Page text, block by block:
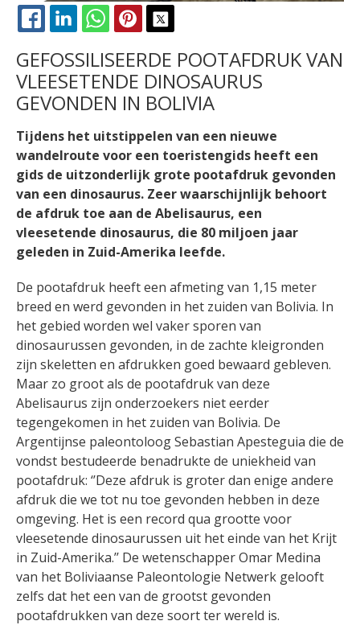
FACEBOOK
LINKEDINWHATSAPPPINTEREST
GEFOSSILISEERDE POOTAFDRUK VAN
VLEESETENDE DINOSAURUS
GEVONDEN IN BOLIVIA
Tijdens het uitstippelen van een nieuwe
wandelroute voor een toeristengids heeft een
gids de uitzonderlijk grote pootafdruk gevonden
van een dinosaurus. Zeer waarschijnlijk behoort
de afdruk toe aan de Abelisaurus, een
vleesetende dinosaurus, die 80 miljoen jaar
geleden in Zuid-Amerika leefde.
De pootafdruk heeft een afmeting van 1,15 meter
breed en werd gevonden in het zuiden van Bolivia. In
het gebied worden wel vaker sporen van
dinosaurussen gevonden, in de zachte kleigronden
zijn skeletten en afdrukken goed bewaard gebleven.
Maar zo groot als de pootafdruk van deze
Abelisaurus zijn onderzoekers niet eerder
tegengekomen in het zuiden van Bolivia. De
Argentijnse paleontoloog Sebastian Apesteguia die de
vondst bestudeerde benadrukte de uniekheid van
pootafdruk: ‘’Deze afdruk is groter dan enige andere
afdruk die we tot nu toe gevonden hebben in deze
omgeving. Het is een record qua grootte voor
vleesetende dinosaurussen uit het einde van het Krijt
in Zuid-Amerika.’’ De wetenschapper Omar Medina
van het Boliviaanse Paleontologie Netwerk gelooft
zelfs dat het een van de grootst gevonden
pootafdrukken van deze soort ter wereld is.